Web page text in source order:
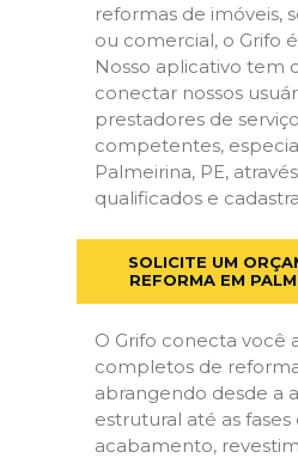
reformas de imóveis,
ou comercial, o Grifo
Nosso aplicativo tem
conectar nossos
prestadores de
competentes,
Palmeirina, PE,
qualificados e
SOLICITE UM
REFORMA EM
O Grifo conecta você
completos de
abrangendo desde a
estrutural até as fases
acabamento,